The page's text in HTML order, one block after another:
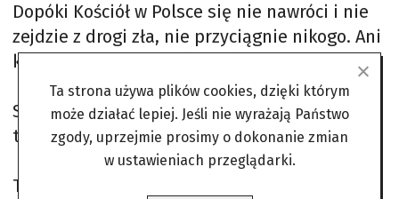
Dopóki Kościół w Polsce się nie nawróci i nie
zejdzie z drogi zła, nie przyciągnie nikogo. Ani
księży, ani wiernych.
Skupcie się teraz na jakości zamiast na ilości
tego produktu…(obywatelka bemowska)
To po prostu skutek postępującej laicyzacji i
Ta strona używa plików cookies, dzięki którym
może działać lepiej. Jeśli nie wyrażają Państwo
zgody, uprzejmie prosimy o dokonanie zmian
w ustawieniach przeglądarki.